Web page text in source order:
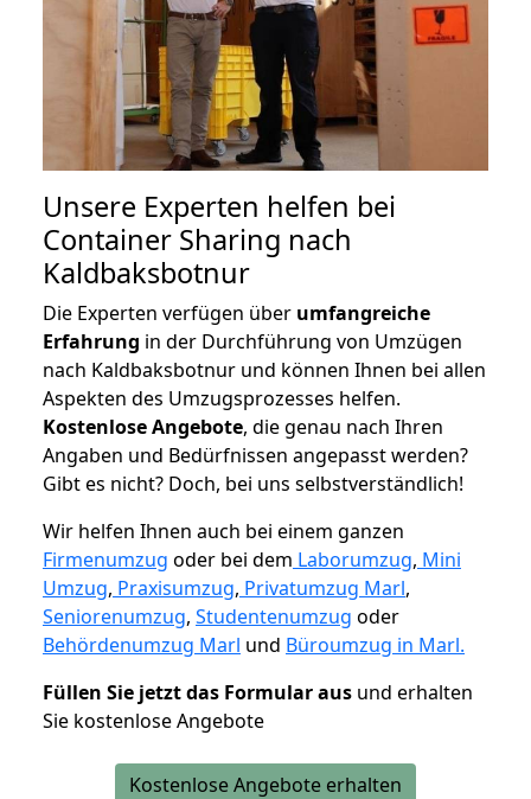
Unsere Experten helfen bei
Container Sharing nach
Kaldbaksbotnur
Die Experten verfügen über umfangreiche
Erfahrung in der Durchführung von Umzügen
nach Kaldbaksbotnur und können Ihnen bei allen
Aspekten des Umzugsprozesses helfen.
Kostenlose Angebote, die genau nach Ihren
Angaben und Bedürfnissen angepasst werden?
Gibt es nicht? Doch, bei uns selbstverständlich!
Wir helfen Ihnen auch bei einem ganzen
Firmenumzug oder bei dem Laborumzug, Mini
Umzug, Praxisumzug, Privatumzug Marl,
Seniorenumzug, Studentenumzug oder
Behördenumzug Marl und Büroumzug in Marl.
Füllen Sie jetzt das Formular aus und erhalten
Sie kostenlose Angebote
Kostenlose Angebote erhalten